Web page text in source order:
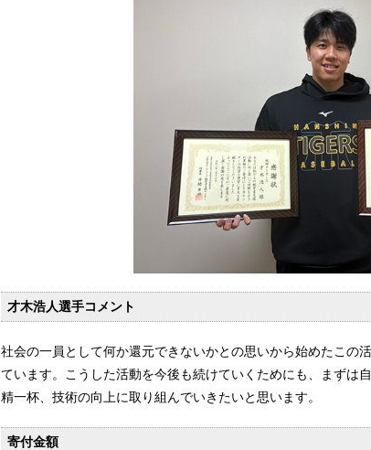
才木浩人選手コメント
社会の一員として何か還元できないかとの思いから始めたこの
ています。こうした活動を今後も続けていくためにも、まずは
精一杯、技術の向上に取り組んでいきたいと思います。
寄付金額